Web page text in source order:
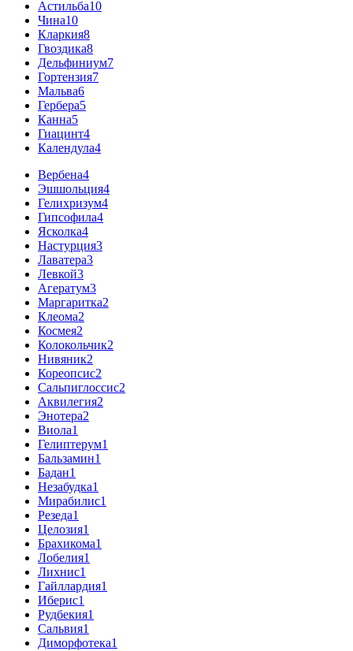
Астильба10
Чина10
Кларкия8
Гвоздика8
Дельфиниум7
Гортензия7
Мальва6
Гербера5
Канна5
Гиацинт4
Календула4
Вербена4
Эшшольция4
Гелихризум4
Гипсофила4
Ясколка4
Настурция3
Лаватера3
Левкой3
Агератум3
Маргаритка2
Клеома2
Космея2
Колокольчик2
Нивяник2
Кореопсис2
Сальпиглоссис2
Аквилегия2
Энотера2
Виола1
Гелиптерум1
Бальзамин1
Бадан1
Незабудка1
Мирабилис1
Резеда1
Целозия1
Брахикома1
Лобелия1
Лихнис1
Гайллардия1
Иберис1
Рудбекия1
Сальвия1
Диморфотека1